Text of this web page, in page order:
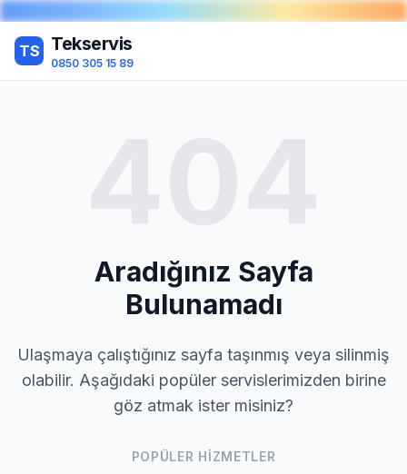
TS Tekservis
0850 305 15 89
Aradığınız Sayfa
Bulunamadı
Ulaşmaya çalıştığınız sayfa taşınmış veya silinmiş
olabilir. Aşağıdaki popüler servislerimizden birine
göz atmak ister misiniz?
POPÜLER HIZMETLER